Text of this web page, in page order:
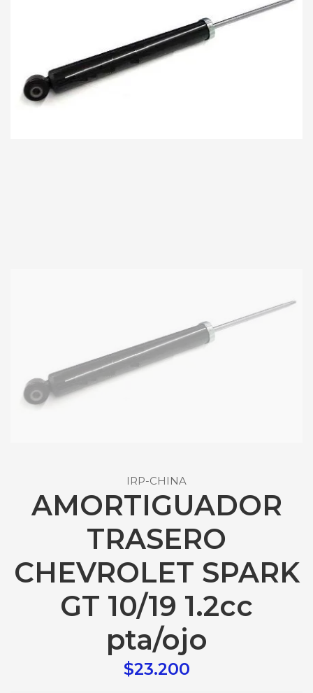
IRP-CHINA
AMORTIGUADOR
TRASERO
CHEVROLET SPARK
GT 10/19 1.2cc
pta/ojo
$23.200